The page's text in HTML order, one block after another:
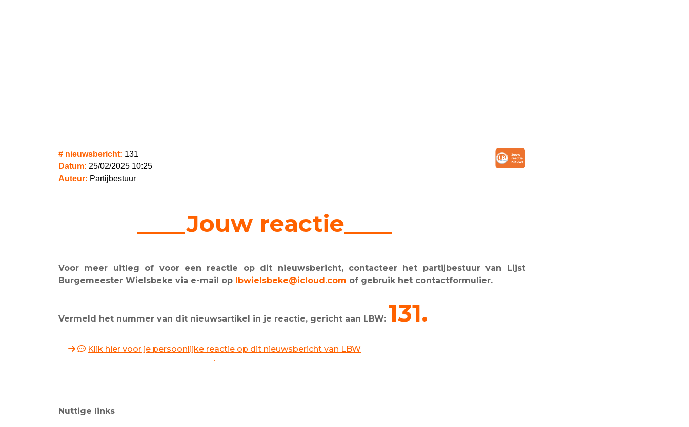
# nieuwsbericht: 131
Datum: 25/02/2025 10:25
Auteur: Partijbestuur
____Jouw reactie____
Voor meer uitleg of voor een reactie op dit nieuwsbericht, contacteer het partijbestuur van Lijst
Burgemeester Wielsbeke via e-mail op
lbwielsbeke@icloud.com of gebruik het contactformulier.
Vermeld het nummer van dit nieuwsartikel in je reactie, gericht aan LBW: 131.
Klik hier voor je persoonlijke reactie op dit nieuwsbericht van LBW
.
Nuttige links